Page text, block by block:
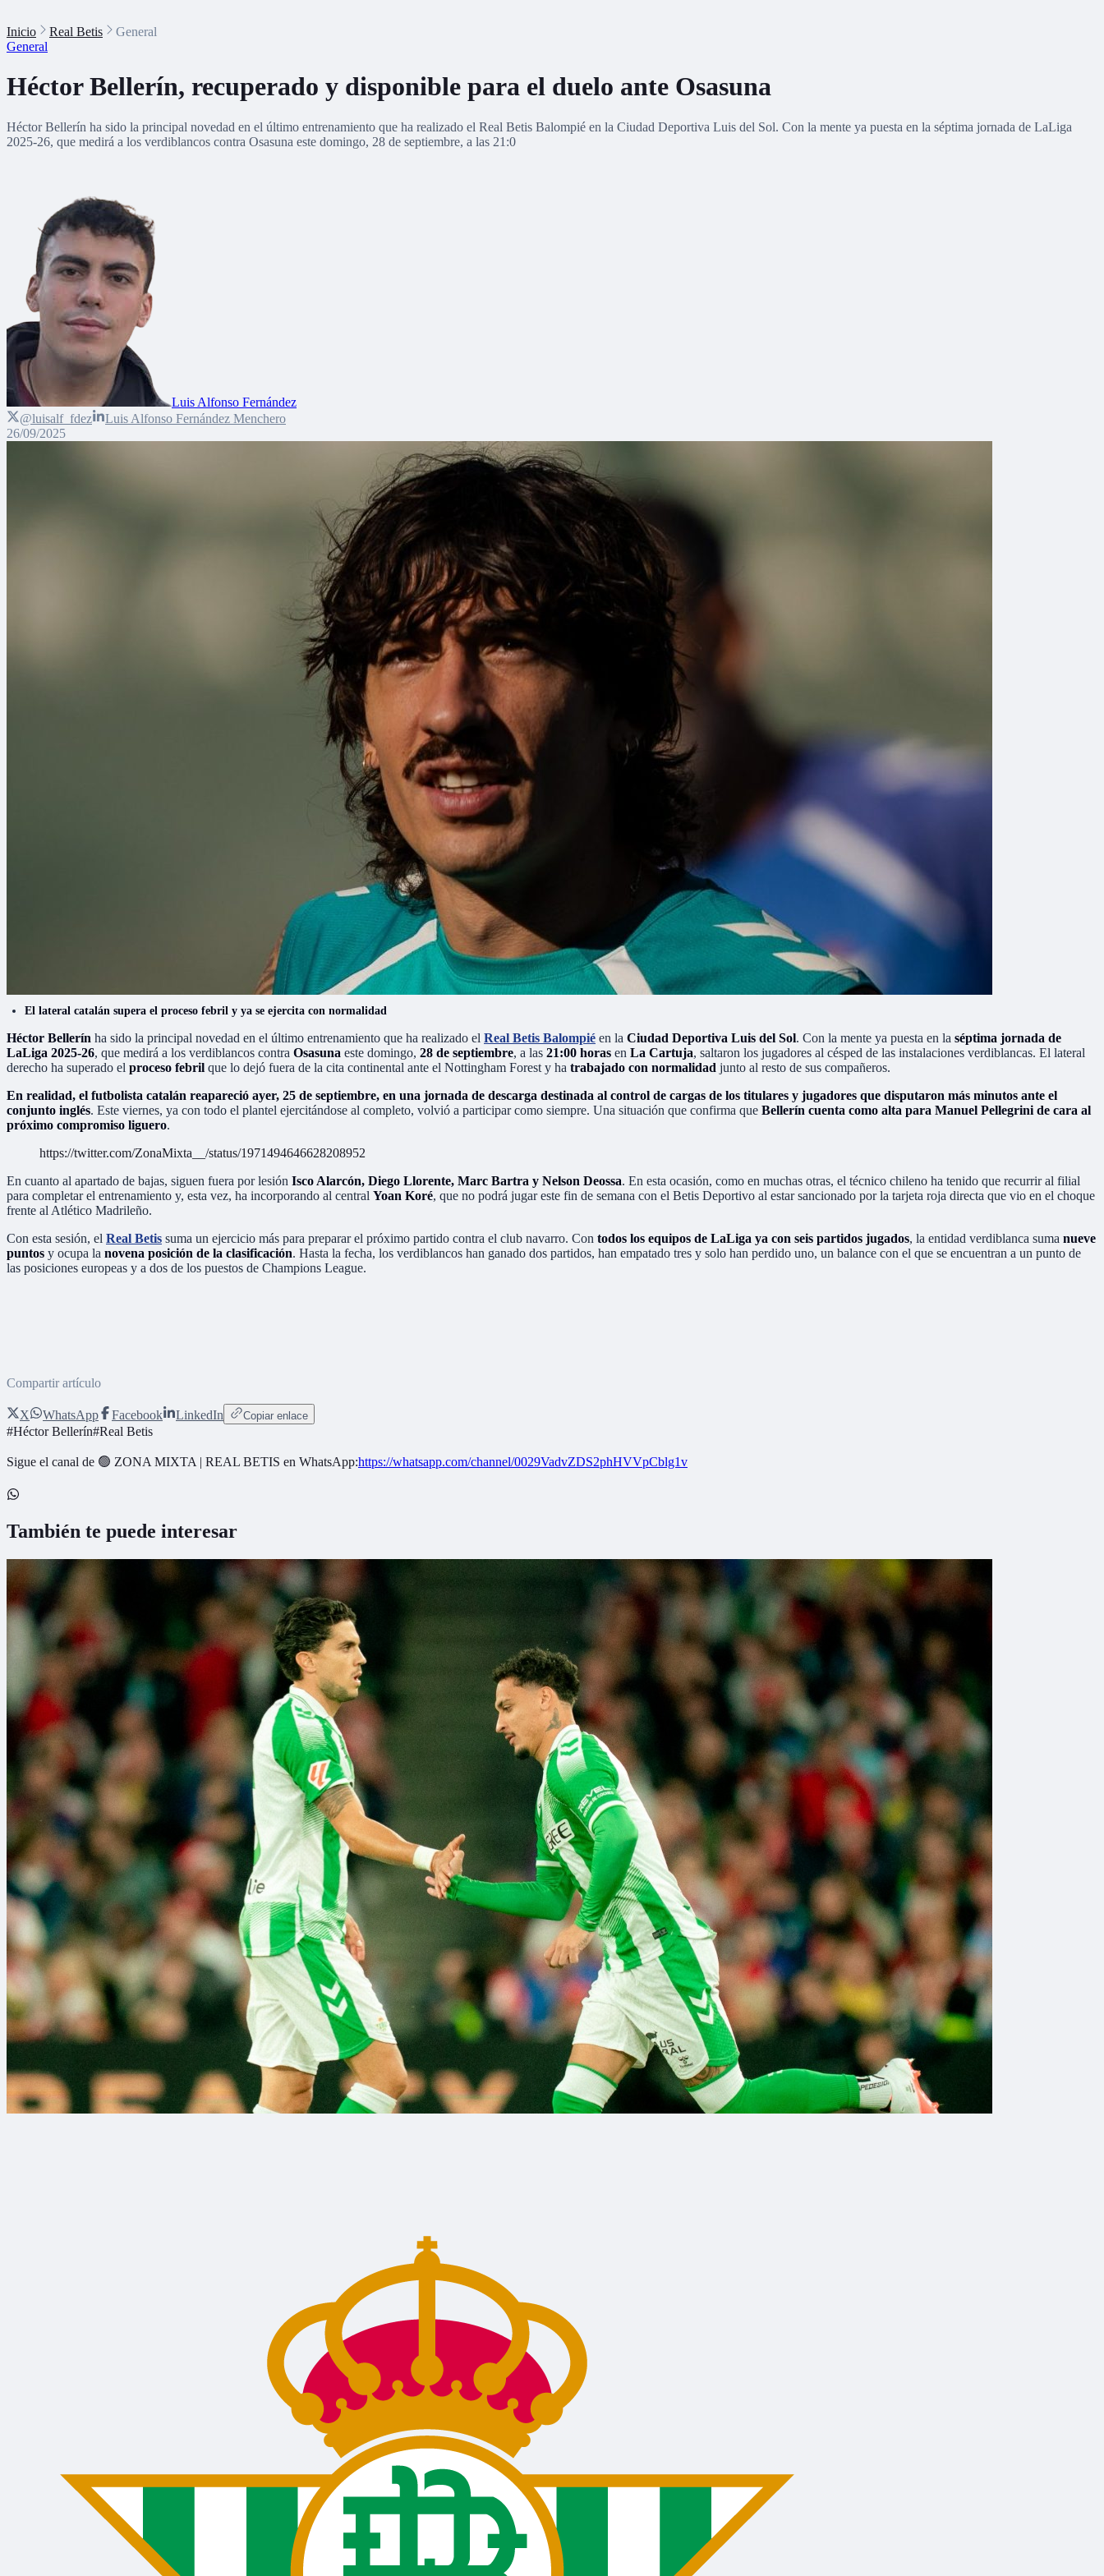
Inicio Real Betis
General
General
Héctor Bellerín, recuperado y disponible para el duelo ante Osasuna
Héctor Bellerín ha sido la principal novedad en el último entrenamiento que ha realizado el Real Betis Balompié en la Ciudad Deportiva Luis del Sol. Con la mente ya puesta en la séptima jornada de LaLiga
2025-26, que medirá a los verdiblancos contra Osasuna este domingo, 28 de septiembre, a las 21:0
Luis Alfonso Fernández
@luisalf_fdez
Luis Alfonso Fernández Menchero
26/09/2025
El lateral catalán supera el proceso febril y ya se ejercita con normalidad
Héctor Bellerín ha sido la principal novedad en el último entrenamiento que ha realizado el Real Betis Balompié en la Ciudad Deportiva Luis del Sol. Con la mente ya puesta en la séptima jornada de
LaLiga 2025-26, que medirá a los verdiblancos contra Osasuna este domingo, 28 de septiembre, a las 21:00 horas en La Cartuja, saltaron los jugadores al césped de las instalaciones verdiblancas. El lateral
derecho ha superado el proceso febril que lo dejó fuera de la cita continental ante el Nottingham Forest y ha trabajado con normalidad junto al resto de sus compañeros.
En realidad, el futbolista catalán reapareció ayer, 25 de septiembre, en una jornada de descarga destinada al control de cargas de los titulares y jugadores que disputaron más minutos ante el
conjunto inglés. Este viernes, ya con todo el plantel ejercitándose al completo, volvió a participar como siempre. Una situación que confirma que Bellerín cuenta como alta para Manuel Pellegrini de cara al
próximo compromiso liguero.
https://twitter.com/ZonaMixta__/status/1971494646628208952
En cuanto al apartado de bajas, siguen fuera por lesión Isco Alarcón, Diego Llorente, Marc Bartra y Nelson Deossa. En esta ocasión, como en muchas otras, el técnico chileno ha tenido que recurrir al filial
para completar el entrenamiento y, esta vez, ha incorporando al central Yoan Koré, que no podrá jugar este fin de semana con el Betis Deportivo al estar sancionado por la tarjeta roja directa que vio en el choque
frente al Atlético Madrileño.
Con esta sesión, el Real Betis suma un ejercicio más para preparar el próximo partido contra el club navarro. Con todos los equipos de LaLiga ya con seis partidos jugados, la entidad verdiblanca suma nueve
puntos y ocupa la novena posición de la clasificación. Hasta la fecha, los verdiblancos han ganado dos partidos, han empatado tres y solo han perdido uno, un balance con el que se encuentran a un punto de
las posiciones europeas y a dos de los puestos de Champions League.
Compartir artículo
X WhatsApp Facebook LinkedIn Copiar enlace
#Héctor Bellerín#Real Betis
Sigue el canal de 🟢 ZONA MIXTA | REAL BETIS en WhatsApp:https://whatsapp.com/channel/0029VadvZDS2phHVVpCblg1v
También te puede interesar